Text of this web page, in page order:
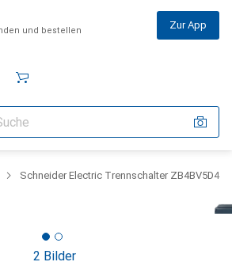
und bestellen Zur App
Schneider Electric Trennschalter ZB4BV5D4
2 Bilder